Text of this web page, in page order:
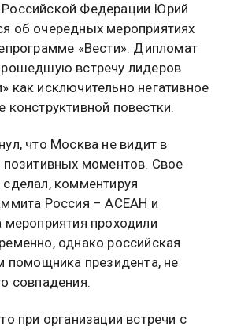
Федерации Юрий
об очередных мероприятиях
«Вести». Дипломат
встречу лидеров
как исключительно негативное
повестки.
что Москва не видит в
позитивных моментов. Свое
комментируя
Россия – АСЕАН и
проходили
однако российская
помощника президента, не
совпадения.
при организации встречи с